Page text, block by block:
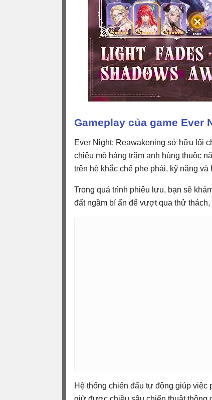
Gameplay của game Ever
Ever Night: Reawakening sở hữu lối
chiêu mộ hàng trăm anh hùng thuộc
trên hệ khắc chế phe phái, kỹ năng
Trong quá trình phiêu lưu, bạn sẽ
đất ngầm bí ẩn để vượt qua thử
Hệ thống chiến đấu tự động giúp